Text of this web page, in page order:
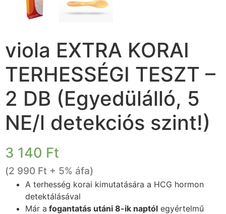
viola EXTRA KORAI
TERHESSÉGI TESZT –
2 DB (Egyedülálló, 5
NE/l detekciós szint!)
3 140 Ft
(2 990 Ft + 5% áfa)
A terhesség korai kimutatására a HCG hormon
detektálásával
Már a fogantatás utáni 8-ik naptól egyértelmű